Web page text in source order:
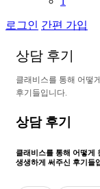
로그인 간편 가입
상담 후기
클래비 스를 통해 어 떻
후기 들입 니 다.
상담 후기
클래비스를 통해 어떻게
생생하게 써주신 후기들